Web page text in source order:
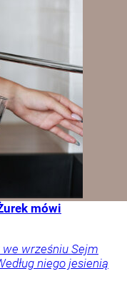
mówi
we wrześniu Sejm
niego jesienią